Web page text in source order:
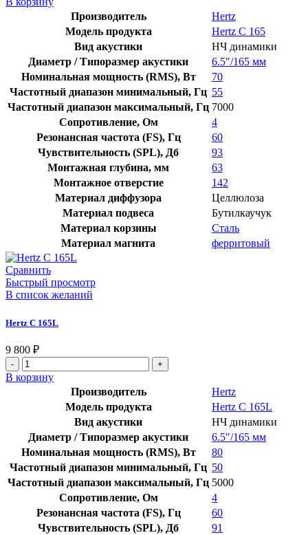
Hertz
Производитель
Hertz
Модель продукта
Hertz C 165
Вид акустики
НЧ динамики
Диаметр / Типоразмер акустики
6.5″/165 мм
Номинальная мощность (RMS), Вт
70
Частотный диапазон минимальный, Гц 55
Частотный диапазон максимальный, Гц 7000
Сопротивление, Ом
4
Резонансная частота (FS), Гц
60
Чувствительность (SPL), Дб
93
Монтажная глубина, мм
63
Монтажное отверстие
142
Материал диффузора
Целлюлоза
Материал подвеса
Бутилкаучук
Материал корзины
Сталь
Материал магнита
ферритовый
Сравнить
Быстрый просмотр
В список желаний
Hertz C 165L
9 800 ₽
Количество
товара
Hertz
В корзину
Производитель
Hertz
Модель продукта
Hertz C 165L
Вид акустики
НЧ динамики
Диаметр / Типоразмер акустики
6.5″/165 мм
Номинальная мощность (RMS), Вт
80
Частотный диапазон минимальный, Гц 50
Частотный диапазон максимальный, Гц 5000
Сопротивление, Ом
4
Резонансная частота (FS), Гц
60
Чувствительность (SPL), Дб
91